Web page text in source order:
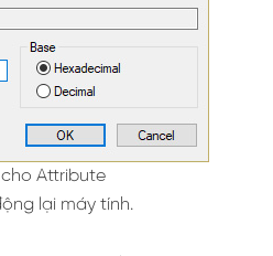
Attribute
lại máy tính.